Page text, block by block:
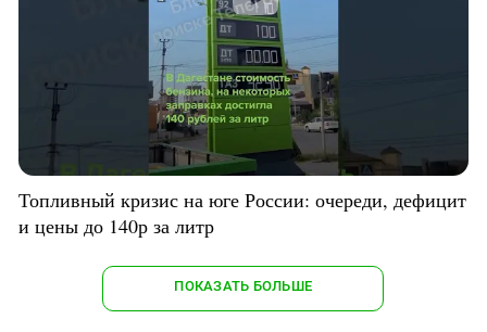
Топливный кризис на юге России: очереди, дефицит
и цены до 140р за литр
ПОКАЗАТЬ БОЛЬШЕ